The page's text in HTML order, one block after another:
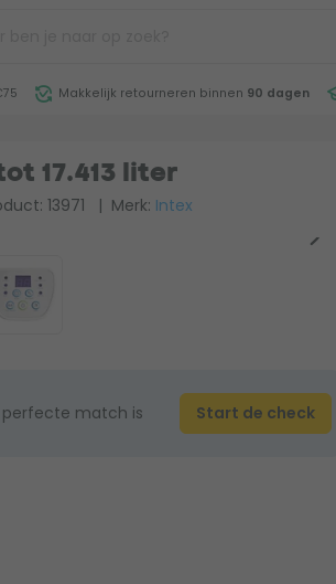
Makkelijk retourneren binnen 90 dagen
17.413 liter
13971 | Merk: Intex
perfecte match is
Start de check